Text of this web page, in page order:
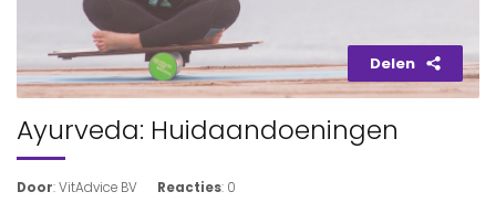
Delen
Ayurveda: Huidaandoeningen
Door: VitAdvice BV Reacties: 0